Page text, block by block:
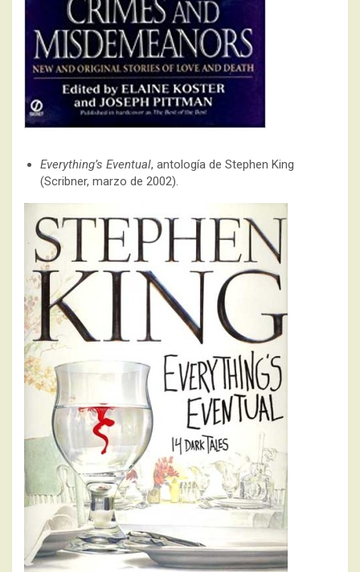
Everything’s Eventual, antología de Stephen King
(Scribner, marzo de 2002).